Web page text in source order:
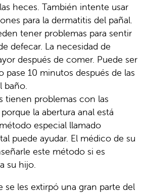
heces. También intente usar
para la dermatitis del pañal.
tener problemas para sentir
defecar. La necesidad de
después de comer. Puede ser
pase 10 minutos después de las
baño.
tienen problemas con las
la abertura anal está
especial llamado
puede ayudar. El médico de su
este método si es
su hijo.
se les extirpó una gran parte del